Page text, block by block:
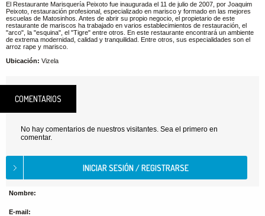
El Restaurante Marisquería Peixoto fue inaugurada el 11 de julio de 2007, por Joaquim
Peixoto, restauración profesional, especializado en marisco y formado en las mejores
escuelas de Matosinhos. Antes de abrir su propio negocio, el propietario de este
restaurante de mariscos ha trabajado en varios establecimientos de restauración, el
"arco", la "esquina", el "Tigre" entre otros. En este restaurante encontrará un ambiente
de extrema modernidad, calidad y tranquilidad. Entre otros, sus especialidades son el
arroz rape y marisco.
Ubicación: Vizela
COMENTARIOS
No hay comentarios de nuestros visitantes. Sea el primero en
comentar.
Nombre:
E-mail: